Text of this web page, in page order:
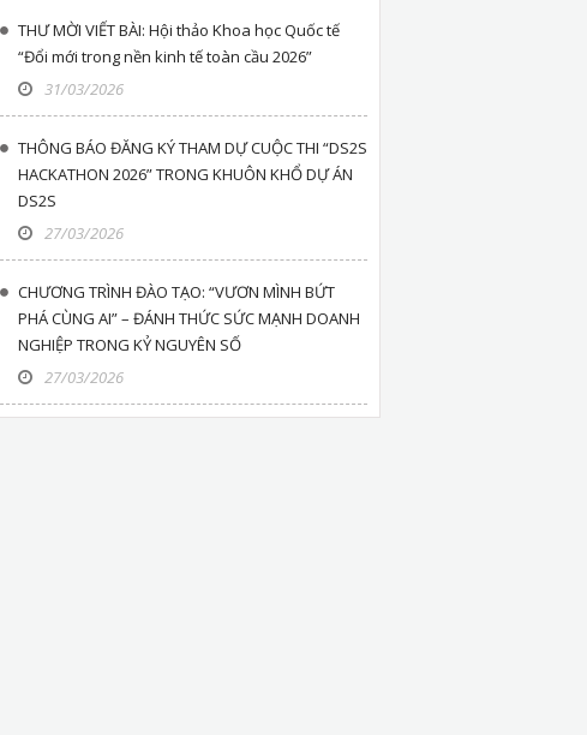
THƯ MỜI VIẾT BÀI: Hội thảo Khoa học Quốc tế
“Đổi mới trong nền kinh tế toàn cầu 2026”
31/03/2026
THÔNG BÁO ĐĂNG KÝ THAM DỰ CUỘC THI “DS2S
HACKATHON 2026” TRONG KHUÔN KHỔ DỰ ÁN
DS2S
27/03/2026
CHƯƠNG TRÌNH ĐÀO TẠO: “VƯƠN MÌNH BỨT
PHÁ CÙNG AI” – ĐÁNH THỨC SỨC MẠNH DOANH
NGHIỆP TRONG KỶ NGUYÊN SỐ
27/03/2026